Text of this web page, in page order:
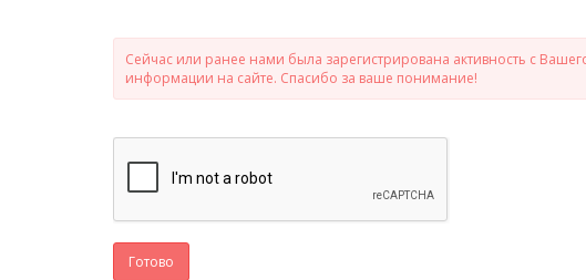
Сейчас или ранее нами была зарегистрирована активность с
информации на сайте. Спасибо за ваше понимание!
Готово